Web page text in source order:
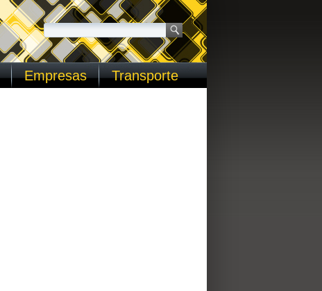
Empresas Transporte